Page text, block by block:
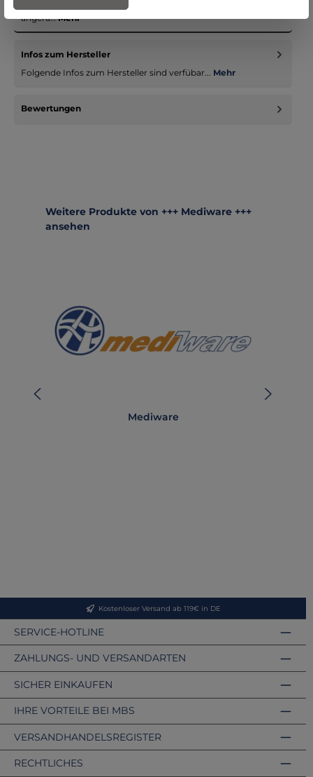
Diese Handschuhe haben eine verlängerte Stulpe sind leicht
angera…Mehr
Infos zum Hersteller
Folgende Infos zum Hersteller sind verfübar... Mehr
Bewertungen
Produktgalerie überspringen
Weitere Produkte von +++ Mediware +++
ansehen
Mediware
Kostenloser Versand ab 119€ in DE
SERVICE-HOTLINE
ZAHLUNGS- UND VERSANDARTEN
VERSANDHANDELSREGISTER
SICHER EINKAUFEN
IHRE VORTEILE BEI MBS
RECHTLICHES